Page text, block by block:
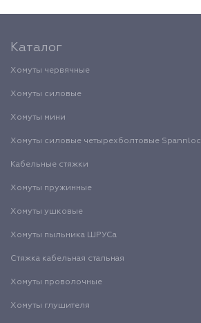
Каталог
Хомуты червячные
Хомуты силовые
Хомуты мини
Хомуты силовые четырехболтовые Spannloc
Кабельные стяжки
Хомуты пружинные
Хомуты ушковые
Хомуты пыльника ШРУСа
Стяжка кабельная стальная
Хомуты проволочные
Хомуты глушителя